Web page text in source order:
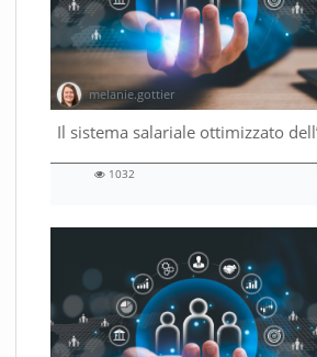
melanie.gottier
06:55 duration
1032